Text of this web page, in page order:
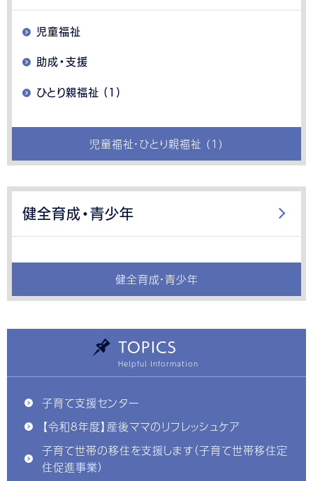
児童福祉
助成・支援
ひとり親福祉 (1)
児童福祉・ひとり親福祉 (1)
健全育成・青少年
健全育成・青少年
TOPICS
子育て支援センター
【令和8年度】産後ママのリフレッシュケア
子育て世帯の移住を支援します（子育て世帯移住定
住促進事業）